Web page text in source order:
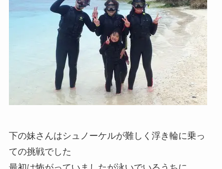
下の妹さんはシュノーケルが難しく浮き輪に乗っ
ての挑戦でした